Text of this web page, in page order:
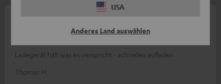
USA
Anderes Land auswählen
Ladegerät hält was es verspricht - schnelles aufladen
Thomas H.